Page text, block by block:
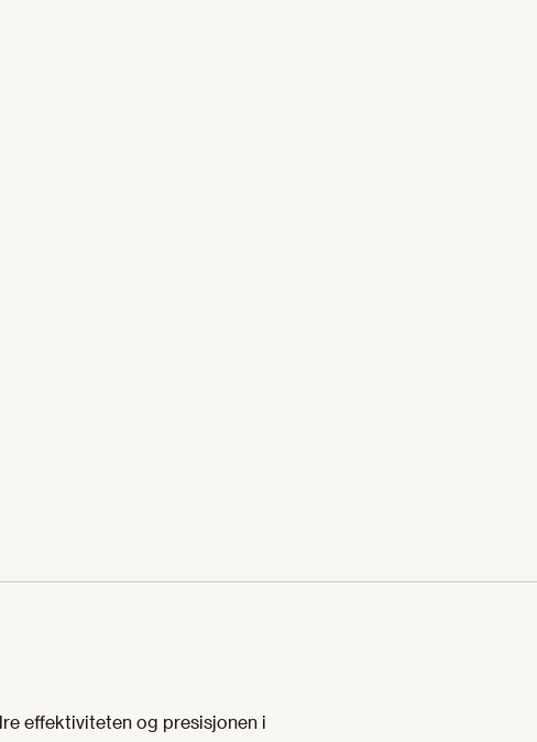
effektiviteten og presisjonen i